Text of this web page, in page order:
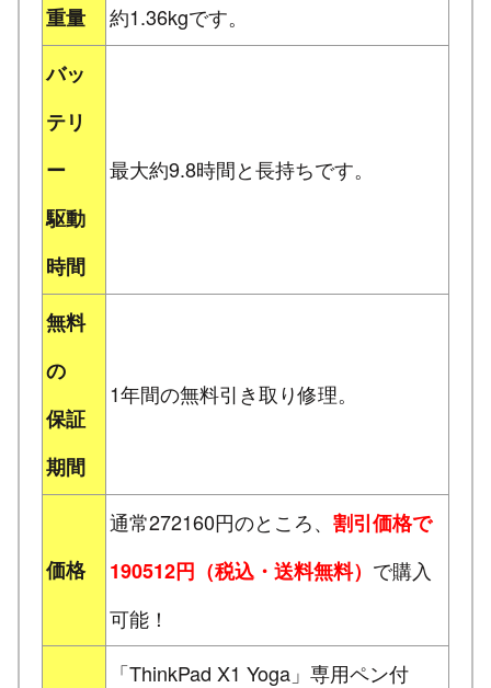
重量
約1.36kgです。
バッ
テリ
ー
駆動
時間
最大約9.8時間と長持ちです。
無料
の
保証
期間
1年間の無料引き取り修理。
価格
通常272160円のところ、 割引価格で
190512円（税込・送料無料） で購入
可能！
「ThinkPad X1 Yoga」専用ペン付